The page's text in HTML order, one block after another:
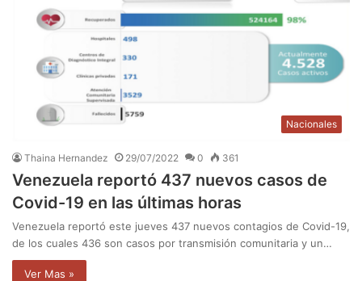
Nacionales
Thaina Hernandez 29/07/2022 0 361
Venezuela reportó 437 nuevos casos de
Covid-19 en las últimas horas
Venezuela reportó este jueves 437 nuevos contagios de Covid-19,
de los cuales 436 son casos por transmisión comunitaria y un…
Ver Mas »